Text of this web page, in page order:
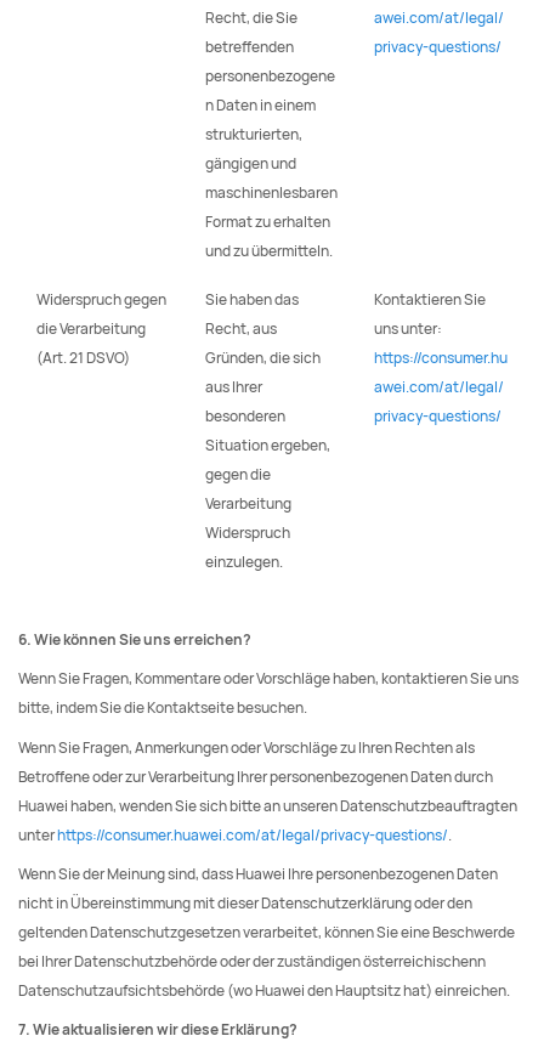
Recht, die Sie
betreffenden
personenbezogene
n Daten in einem
strukturierten,
gängigen und
maschinenlesbaren
Format zu erhalten
und zu übermitteln.
awei.com/at/legal/
privacy-questions/
Widerspruch gegen
die Verarbeitung
(Art. 21 DSVO)
Sie haben das
Recht, aus
Gründen, die sich
aus Ihrer
besonderen
Situation ergeben,
gegen die
Verarbeitung
Widerspruch
einzulegen.
Kontaktieren Sie
uns unter:
https://consumer.hu
awei.com/at/legal/
privacy-questions/
6. Wie können Sie uns erreichen?
Wenn Sie Fragen, Kommentare oder Vorschläge haben, kontaktieren Sie uns
bitte, indem Sie die Kontaktseite besuchen.
Wenn Sie Fragen, Anmerkungen oder Vorschläge zu Ihren Rechten als
Betroffene oder zur Verarbeitung Ihrer personenbezogenen Daten durch
Huawei haben, wenden Sie sich bitte an unseren Datenschutzbeauftragten
unterhttps://consumer.huawei.com/at/legal/privacy-questions/.
Wenn Sie der Meinung sind, dass Huawei Ihre personenbezogenen Daten
nicht in Übereinstimmung mit dieser Datenschutzerklärung oder den
geltenden Datenschutzgesetzen verarbeitet, können Sie eine Beschwerde
bei Ihrer Datenschutzbehörde oder der zuständigen österreichischenn
Datenschutzaufsichtsbehörde (wo Huawei den Hauptsitz hat) einreichen.
7. Wie aktualisieren wir diese Erklärung?